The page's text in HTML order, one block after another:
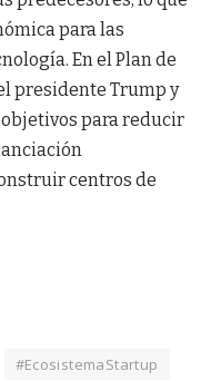
para las
En el Plan de
presidente Trump y
para reducir
centros de
#EcosistemaStartup